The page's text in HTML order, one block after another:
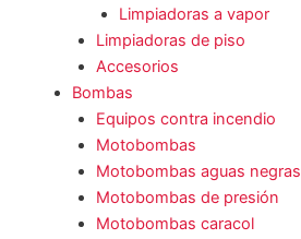
Limpiadoras a vapor
Limpiadoras de piso
Accesorios
Bombas
Equipos contra incendio
Motobombas
Motobombas aguas negras
Motobombas de presión
Motobombas caracol